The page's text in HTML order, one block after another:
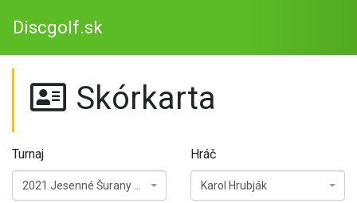
Discgolf.sk
Skórkarta
Turnaj Hráč
Karol Hrubják